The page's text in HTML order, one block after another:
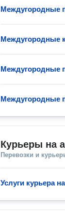
Междугородные
Междугородные
Междугородные
Междугородные
Курьеры на
Перевозки и
Услуги курьера